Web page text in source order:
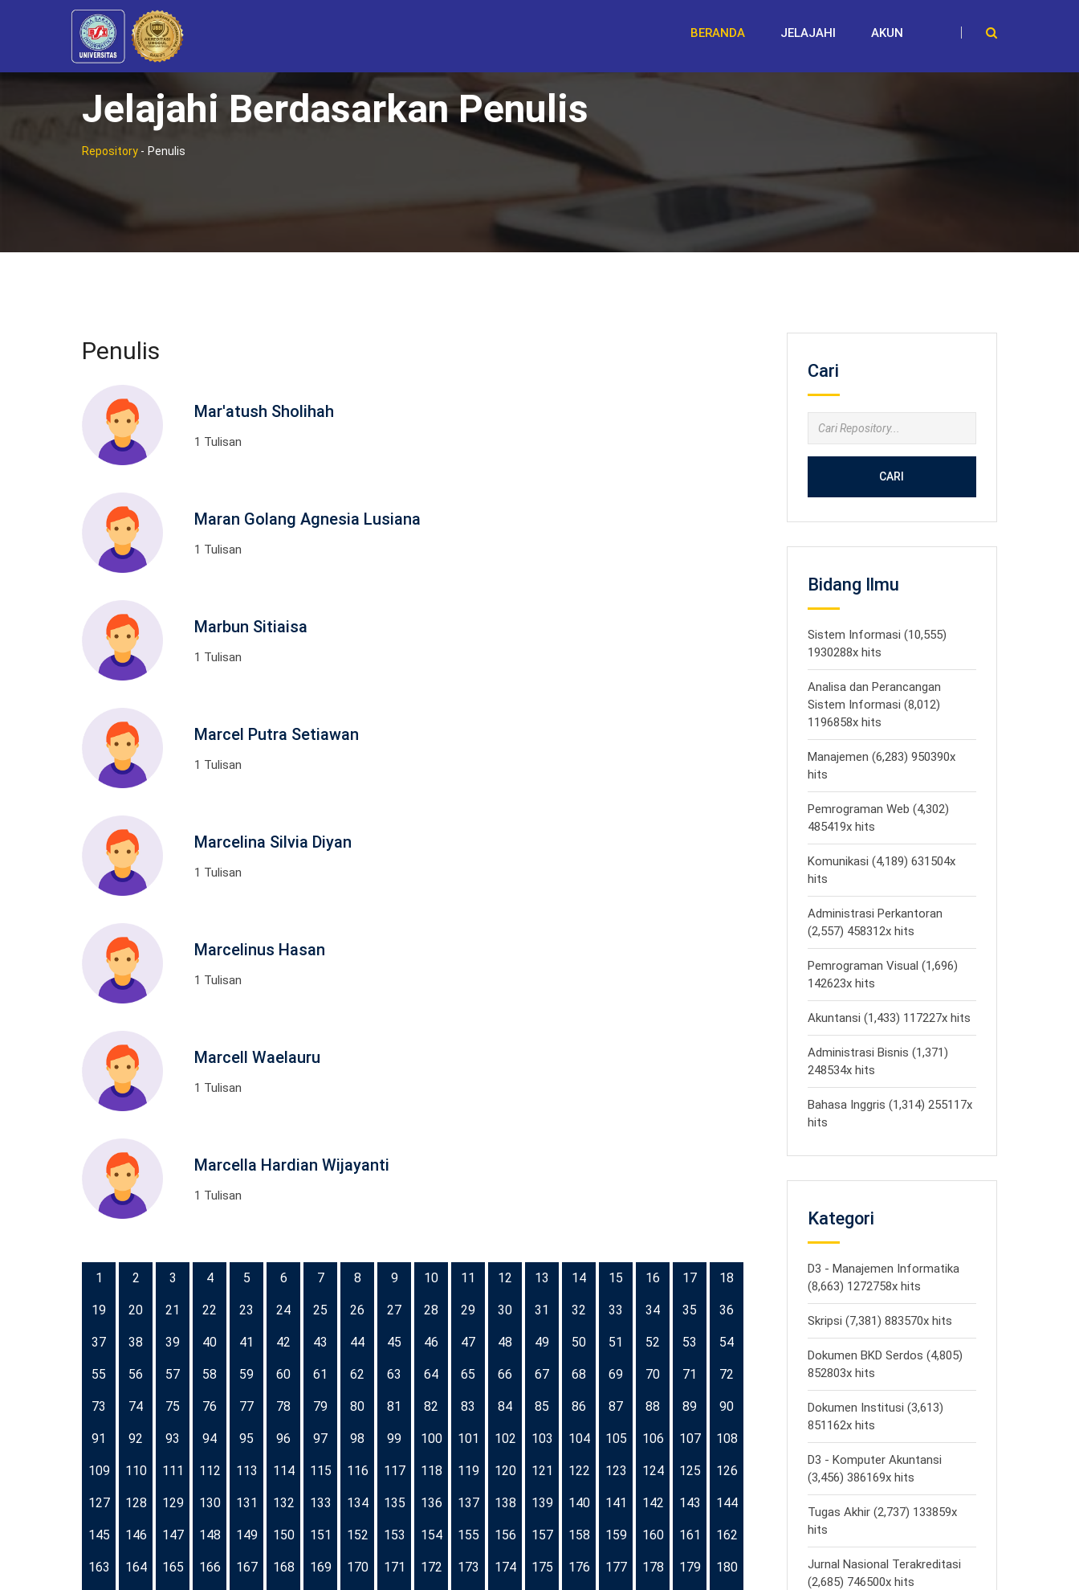
BERANDA JELAJAHI AKUN
Jelajahi Berdasarkan Penulis
Repository - Penulis
Penulis
Mar'atush Sholihah
1 Tulisan
Maran Golang Agnesia Lusiana
1 Tulisan
Marbun Sitiaisa
1 Tulisan
Marcel Putra Setiawan
1 Tulisan
Marcelina Silvia Diyan
1 Tulisan
Marcelinus Hasan
1 Tulisan
Marcell Waelauru
1 Tulisan
Marcella Hardian Wijayanti
1 Tulisan
1 2 3 4 5 6 7 8 9 10 11 12 13 14 15 16 17 18
19 20 21 22 23 24 25 26 27 28 29 30 31 32 33 34 35 36
37 38 39 40 41 42 43 44 45 46 47 48 49 50 51 52 53 54
55 56 57 58 59 60 61 62 63 64 65 66 67 68 69 70 71 72
73 74 75 76 77 78 79 80 81 82 83 84 85 86 87 88 89 90
91 92 93 94 95 96 97 98 99 100 101 102 103 104 105 106 107 108
109 110 111 112 113 114 115 116 117 118 119 120 121 122 123 124 125 126
127 128 129 130 131 132 133 134 135 136 137 138 139 140 141 142 143 144
145 146 147 148 149 150 151 152 153 154 155 156 157 158 159 160 161 162
163 164 165 166 167 168 169 170 171 172 173 174 175 176 177 178 179 180
Cari
CARI
Bidang Ilmu
Sistem Informasi (10,555)
1930288x hits
Analisa dan Perancangan
Sistem Informasi (8,012)
1196858x hits
Manajemen (6,283) 950390x
hits
Pemrograman Web (4,302)
485419x hits
Komunikasi (4,189) 631504x
hits
Administrasi Perkantoran
(2,557) 458312x hits
Pemrograman Visual (1,696)
142623x hits
Akuntansi (1,433) 117227x hits
Administrasi Bisnis (1,371)
248534x hits
Bahasa Inggris (1,314) 255117x
hits
Kategori
D3 - Manajemen Informatika
(8,663) 1272758x hits
Skripsi (7,381) 883570x hits
Dokumen BKD Serdos (4,805)
852803x hits
Dokumen Institusi (3,613)
851162x hits
D3 - Komputer Akuntansi
(3,456) 386169x hits
Tugas Akhir (2,737) 133859x
hits
Jurnal Nasional Terakreditasi
(2,685) 746500x hits